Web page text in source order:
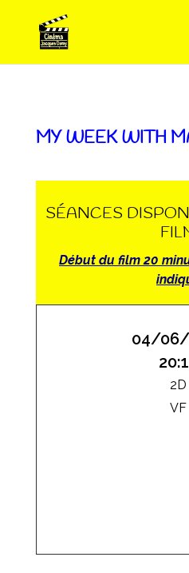
MY WEEK WITH
SÉANCES
Début du film 20
04/06/
2D
VF